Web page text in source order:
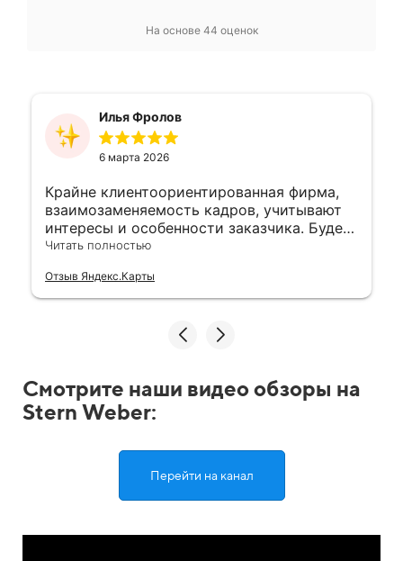
На основе 44 оценок
Илья Фролов
6 марта 2026
Крайне клиентоориентированная фирма,
взаимозаменяемость кадров, учитывают
интересы и особенности заказчика. Будем
работать)
Читать полностью
Отзыв Яндекс.Карты
Смотрите наши видео обзоры на
Stern Weber:
Перейти на канал